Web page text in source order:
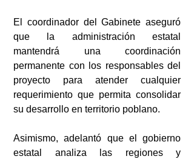
El coordinador del Gabinete aseguró
que la administración estatal
mantendrá una coordinación
permanente con los responsables del
proyecto para atender cualquier
requerimiento que permita consolidar
su desarrollo en territorio poblano.
Asimismo, adelantó que el gobierno
estatal analiza las regiones y